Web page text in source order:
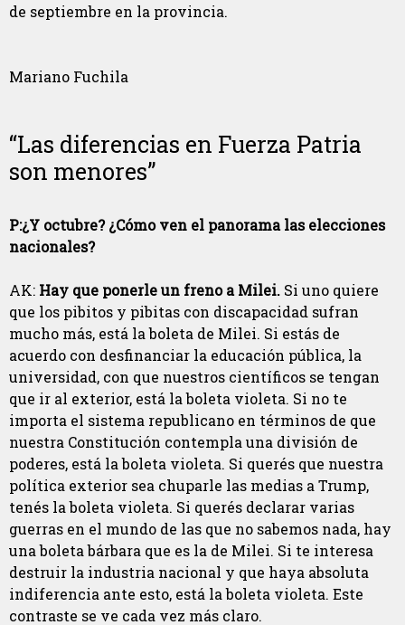
de septiembre en la provincia.
Mariano Fuchila
“Las diferencias en Fuerza Patria
son menores”
P:¿Y octubre? ¿Cómo ven el panorama las elecciones
nacionales?
AK: Hay que ponerle un freno a Milei. Si uno quiere
que los pibitos y pibitas con discapacidad sufran
mucho más, está la boleta de Milei. Si estás de
acuerdo con desfinanciar la educación pública, la
universidad, con que nuestros científicos se tengan
que ir al exterior, está la boleta violeta. Si no te
importa el sistema republicano en términos de que
nuestra Constitución contempla una división de
poderes, está la boleta violeta. Si querés que nuestra
política exterior sea chuparle las medias a Trump,
tenés la boleta violeta. Si querés declarar varias
guerras en el mundo de las que no sabemos nada, hay
una boleta bárbara que es la de Milei. Si te interesa
destruir la industria nacional y que haya absoluta
indiferencia ante esto, está la boleta violeta. Este
contraste se ve cada vez más claro.